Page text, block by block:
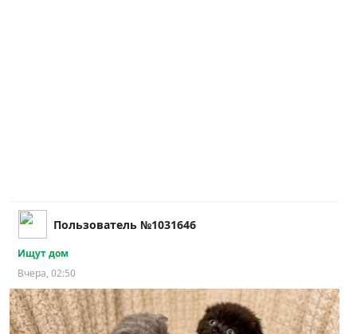
Пользователь №1031646
Ищут дом
Вчера, 02:50